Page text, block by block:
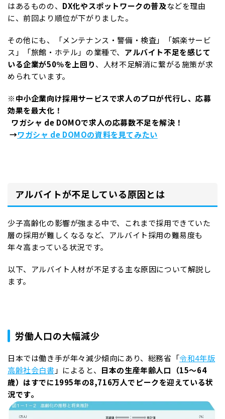
はあるものの、 DX化やスポットワークの普及などを理由
に、前回より順位が下がりました。
その他にも、「メンテナンス・警備・検査」「娯楽サービ
ス」「旅館・ホテル」の業種で、 アルバイト不足を感じて
いる企業が50％を上回り、人材不足解消に繋がる施策が求
められています。
※中小企業向け採用サービスで求人のプロが代行し、応募
効果を最大化！
ワガシャ de DOMOで求人の応募数不足を解決！
→ワガシャ de DOMOの資料を見てみたい
アルバイトが不足している原因とは
少子高齢化の影響が強まる中で、これまで採用できていた
層の採用が難しくなるなど、アルバイト採用の難易度も
年々高まっている状況です。
以下、アルバイト人材が不足する主な原因について解説し
ます。
労働人口の大幅減少
日本では働き手が年々減少傾向にあり、総務省「令和4年版
高齢社会白書 」によると、 日本の生産年齢人口（15～64
歳）はすでに1995年の8,716万人でピークを迎えている状
況です。